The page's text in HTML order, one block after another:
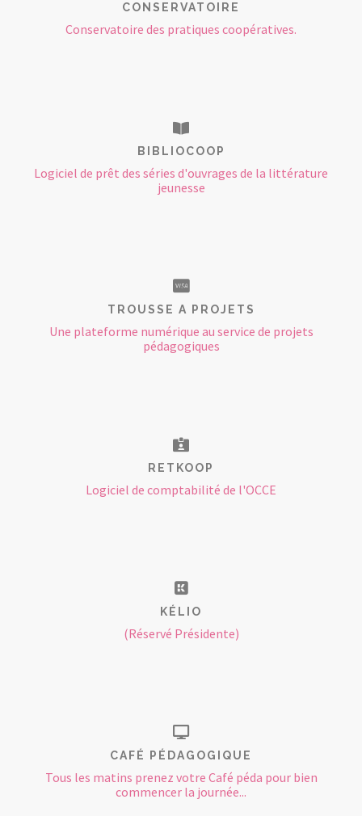
CONSERVATOIRE
Conservatoire des pratiques coopératives.
BIBLIOCOOP
Logiciel de prêt des séries d'ouvrages de la littérature
jeunesse
TROUSSE A PROJETS
Une plateforme numérique au service de projets
pédagogiques
RETKOOP
Logiciel de comptabilité de l'OCCE
KÉLIO
(Réservé Présidente)
CAFÉ PÉDAGOGIQUE
Tous les matins prenez votre Café péda pour bien
commencer la journée...